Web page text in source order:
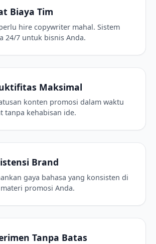
Biaya Tim
hire copywriter mahal. Sistem
24/7 untuk bisnis Anda.
Maksimal
konten promosi dalam waktu
tanpa kehabisan ide.
Brand
gaya bahasa yang konsisten di
promosi Anda.
Tanpa Batas